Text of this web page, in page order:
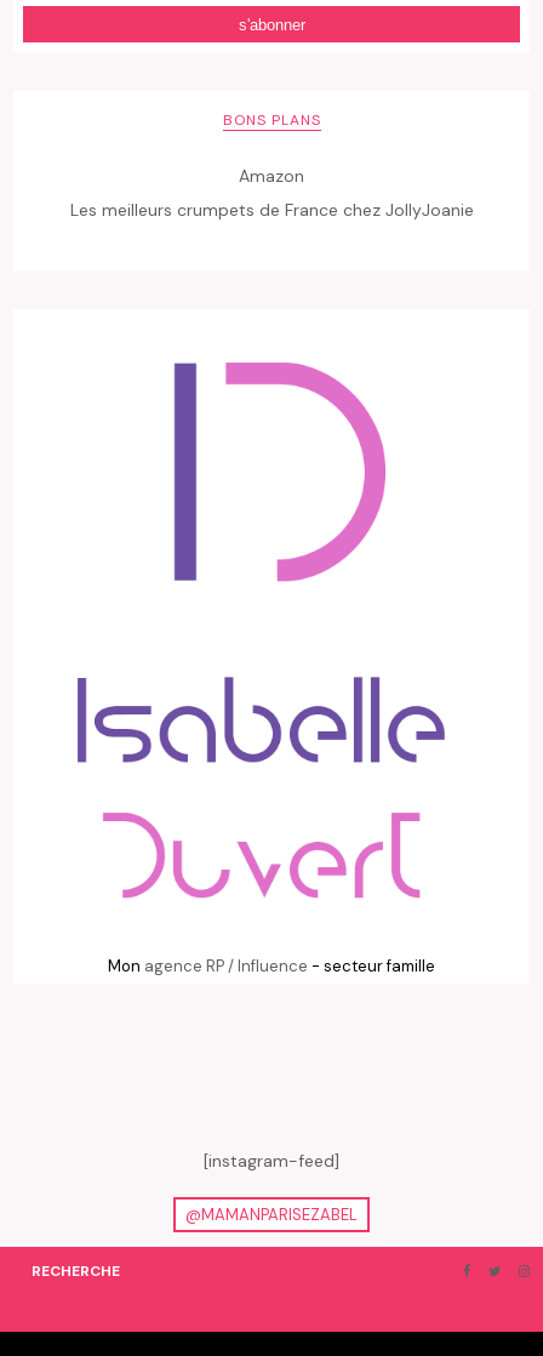
BONS PLANS
Amazon
Les meilleurs crumpets de France chez JollyJoanie
Mon agence RP / Influence - secteur famille
[instagram-feed]
@MAMANPARISEZABEL
RECHERCHE
ON EN PARLE… BLOGROLL